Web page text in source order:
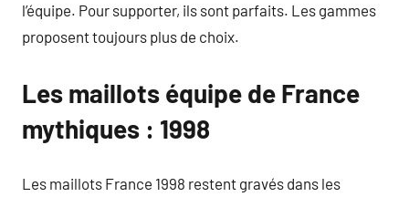
l’équipe. Pour supporter, ils sont parfaits. Les gammes
proposent toujours plus de choix.
Les maillots équipe de France
mythiques : 1998
Les maillots France 1998 restent gravés dans les